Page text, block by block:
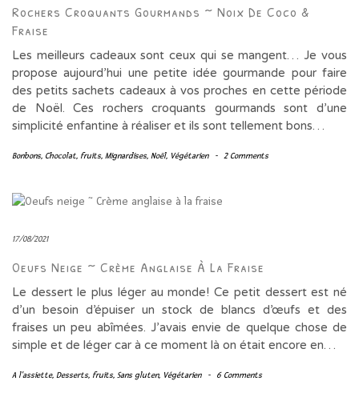
Rochers Croquants Gourmands ~ Noix De Coco &
Fraise
Les meilleurs cadeaux sont ceux qui se mangent… Je vous
propose aujourd’hui une petite idée gourmande pour faire
des petits sachets cadeaux à vos proches en cette période
de Noël. Ces rochers croquants gourmands sont d’une
simplicité enfantine à réaliser et ils sont tellement bons…
Bonbons, Chocolat, fruits, Mignardises, Noël, Végétarien - 2 Comments
17/08/2021
Oeufs Neige ~ Crème Anglaise À La Fraise
Le dessert le plus léger au monde! Ce petit dessert est né
d’un besoin d’épuiser un stock de blancs d’œufs et des
fraises un peu abîmées. J’avais envie de quelque chose de
simple et de léger car à ce moment là on était encore en…
A l'assiette, Desserts, fruits, Sans gluten, Végétarien - 6 Comments